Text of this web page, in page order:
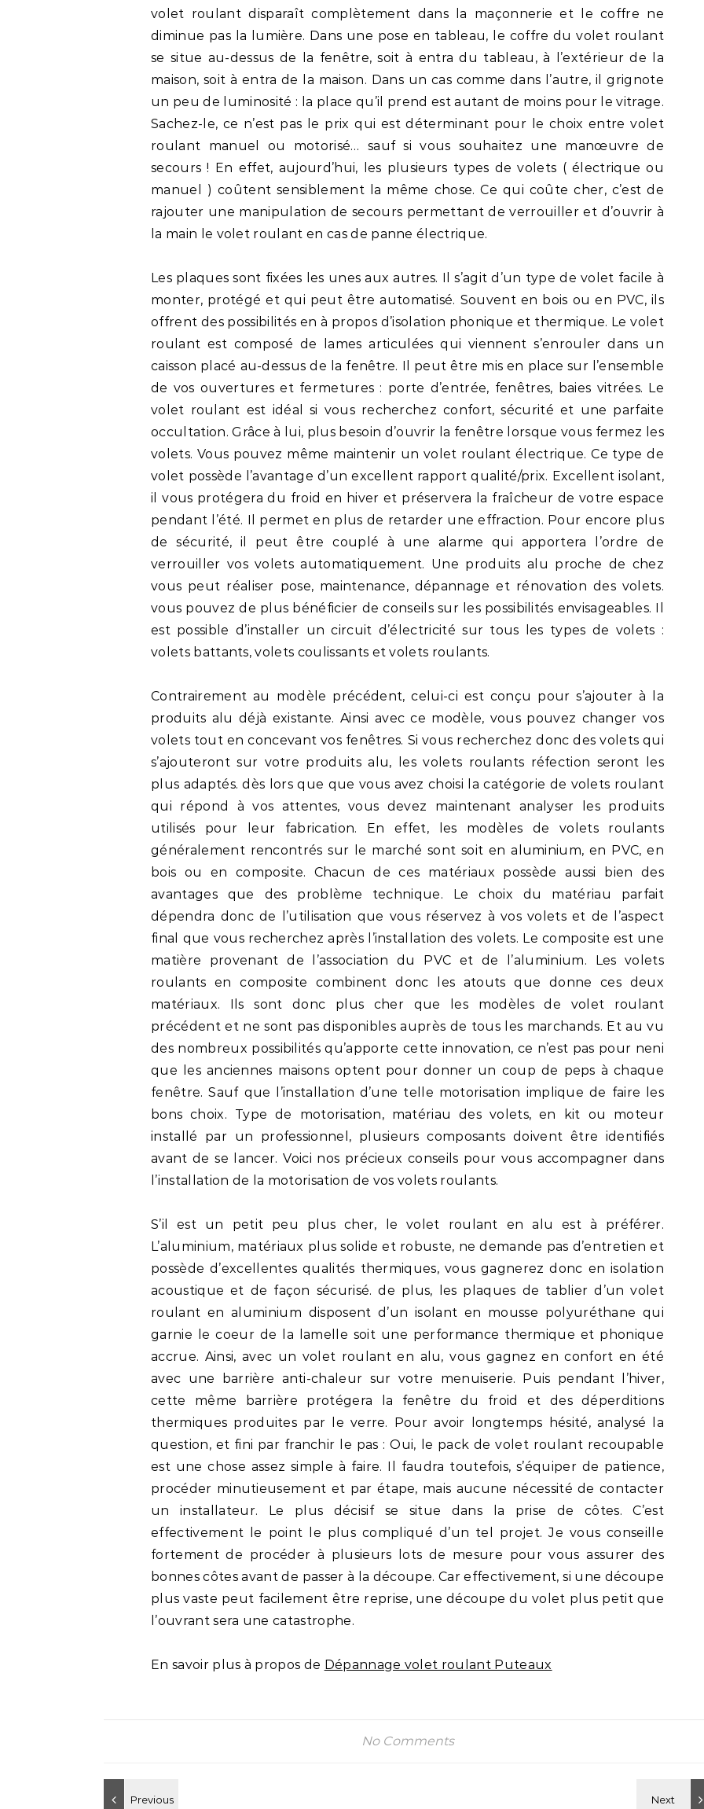
volet roulant disparaît complètement dans la maçonnerie et le coffre ne
diminue pas la lumière. Dans une pose en tableau, le coffre du volet roulant
se situe au-dessus de la fenêtre, soit à entra du tableau, à l’extérieur de la
maison, soit à entra de la maison. Dans un cas comme dans l’autre, il grignote
un peu de luminosité : la place qu’il prend est autant de moins pour le vitrage.
Sachez-le, ce n’est pas le prix qui est déterminant pour le choix entre volet
roulant manuel ou motorisé… sauf si vous souhaitez une manœuvre de
secours ! En effet, aujourd’hui, les plusieurs types de volets ( électrique ou
manuel ) coûtent sensiblement la même chose. Ce qui coûte cher, c’est de
rajouter une manipulation de secours permettant de verrouiller et d’ouvrir à
la main le volet roulant en cas de panne électrique.
Les plaques sont fixées les unes aux autres. Il s’agit d’un type de volet facile à
monter, protégé et qui peut être automatisé. Souvent en bois ou en PVC, ils
offrent des possibilités en à propos d’isolation phonique et thermique. Le volet
roulant est composé de lames articulées qui viennent s’enrouler dans un
caisson placé au-dessus de la fenêtre. Il peut être mis en place sur l’ensemble
de vos ouvertures et fermetures : porte d’entrée, fenêtres, baies vitrées. Le
volet roulant est idéal si vous recherchez confort, sécurité et une parfaite
occultation. Grâce à lui, plus besoin d’ouvrir la fenêtre lorsque vous fermez les
volets. Vous pouvez même maintenir un volet roulant électrique. Ce type de
volet possède l’avantage d’un excellent rapport qualité/prix. Excellent isolant,
il vous protégera du froid en hiver et préservera la fraîcheur de votre espace
pendant l’été. Il permet en plus de retarder une effraction. Pour encore plus
de sécurité, il peut être couplé à une alarme qui apportera l’ordre de
verrouiller vos volets automatiquement. Une produits alu proche de chez
vous peut réaliser pose, maintenance, dépannage et rénovation des volets.
vous pouvez de plus bénéficier de conseils sur les possibilités envisageables. Il
est possible d’installer un circuit d’électricité sur tous les types de volets :
volets battants, volets coulissants et volets roulants.
Contrairement au modèle précédent, celui-ci est conçu pour s’ajouter à la
produits alu déjà existante. Ainsi avec ce modèle, vous pouvez changer vos
volets tout en concevant vos fenêtres. Si vous recherchez donc des volets qui
s’ajouteront sur votre produits alu, les volets roulants réfection seront les
plus adaptés. dès lors que que vous avez choisi la catégorie de volets roulant
qui répond à vos attentes, vous devez maintenant analyser les produits
utilisés pour leur fabrication. En effet, les modèles de volets roulants
généralement rencontrés sur le marché sont soit en aluminium, en PVC, en
bois ou en composite. Chacun de ces matériaux possède aussi bien des
avantages que des problème technique. Le choix du matériau parfait
dépendra donc de l’utilisation que vous réservez à vos volets et de l’aspect
final que vous recherchez après l’installation des volets. Le composite est une
matière provenant de l’association du PVC et de l’aluminium. Les volets
roulants en composite combinent donc les atouts que donne ces deux
matériaux. Ils sont donc plus cher que les modèles de volet roulant
précédent et ne sont pas disponibles auprès de tous les marchands. Et au vu
des nombreux possibilités qu’apporte cette innovation, ce n’est pas pour neni
que les anciennes maisons optent pour donner un coup de peps à chaque
fenêtre. Sauf que l’installation d’une telle motorisation implique de faire les
bons choix. Type de motorisation, matériau des volets, en kit ou moteur
installé par un professionnel, plusieurs composants doivent être identifiés
avant de se lancer. Voici nos précieux conseils pour vous accompagner dans
l’installation de la motorisation de vos volets roulants.
S’il est un petit peu plus cher, le volet roulant en alu est à préférer.
L’aluminium, matériaux plus solide et robuste, ne demande pas d’entretien et
possède d’excellentes qualités thermiques, vous gagnerez donc en isolation
acoustique et de façon sécurisé. de plus, les plaques de tablier d’un volet
roulant en aluminium disposent d’un isolant en mousse polyuréthane qui
garnie le coeur de la lamelle soit une performance thermique et phonique
accrue. Ainsi, avec un volet roulant en alu, vous gagnez en confort en été
avec une barrière anti-chaleur sur votre menuiserie. Puis pendant l’hiver,
cette même barrière protégera la fenêtre du froid et des déperditions
thermiques produites par le verre. Pour avoir longtemps hésité, analysé la
question, et fini par franchir le pas : Oui, le pack de volet roulant recoupable
est une chose assez simple à faire. Il faudra toutefois, s’équiper de patience,
procéder minutieusement et par étape, mais aucune nécessité de contacter
un installateur. Le plus décisif se situe dans la prise de côtes. C’est
effectivement le point le plus compliqué d’un tel projet. Je vous conseille
fortement de procéder à plusieurs lots de mesure pour vous assurer des
bonnes côtes avant de passer à la découpe. Car effectivement, si une découpe
plus vaste peut facilement être reprise, une découpe du volet plus petit que
l’ouvrant sera une catastrophe.
En savoir plus à propos de Dépannage volet roulant Puteaux
No Comments